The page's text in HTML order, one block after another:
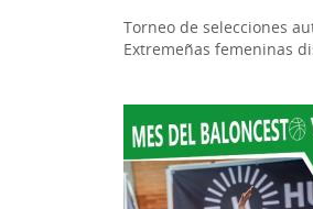
Torneo de selecciones
Extremeñas femeninas